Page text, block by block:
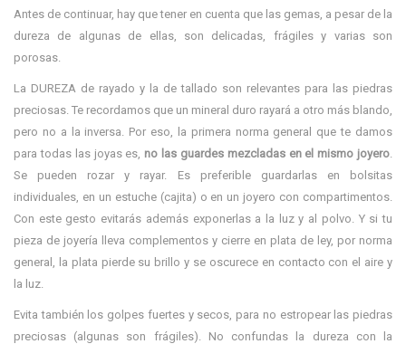
Antes de continuar, hay que tener en cuenta que las gemas, a pesar de la
dureza de algunas de ellas, son delicadas, frágiles y varias son
porosas.
La DUREZA de rayado y la de tallado son relevantes para las piedras
preciosas. Te recordamos que un mineral duro rayará a otro más blando,
pero no a la inversa. Por eso, la primera norma general que te damos
para todas las joyas es, no las guardes mezcladas en el mismo joyero.
Se pueden rozar y rayar. Es preferible guardarlas en bolsitas
individuales, en un estuche (cajita) o en un joyero con compartimentos.
Con este gesto evitarás además exponerlas a la luz y al polvo. Y si tu
pieza de joyería lleva complementos y cierre en plata de ley, por norma
general, la plata pierde su brillo y se oscurece en contacto con el aire y
la luz.
Evita también los golpes fuertes y secos, para no estropear las piedras
preciosas (algunas son frágiles). No confundas la dureza con la